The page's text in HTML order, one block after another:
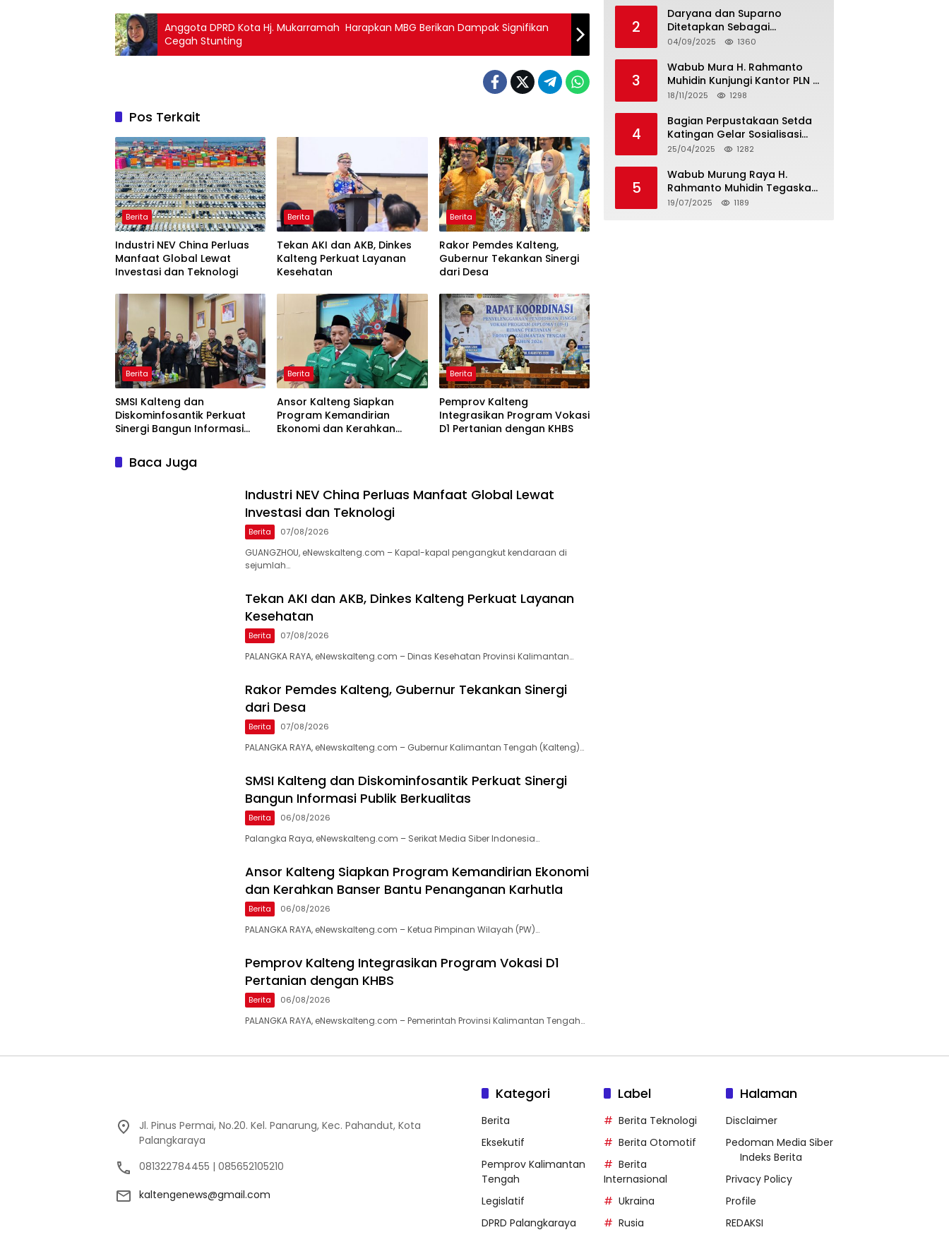
Anggota DPRD Kota Hj. Mukarramah Harapkan MBG Berikan Dampak Signifikan
Cegah Stunting
Pos Terkait
Berita
Industri NEV China Perluas
Manfaat Global Lewat
Investasi dan Teknologi
Berita
Tekan AKI dan AKB, Dinkes
Kalteng Perkuat Layanan
Kesehatan
Berita
Rakor Pemdes Kalteng,
Gubernur Tekankan Sinergi
dari Desa
Berita
SMSI Kalteng dan
Diskominfosantik Perkuat
Sinergi Bangun Informasi
Berita
Ansor Kalteng Siapkan
Program Kemandirian
Ekonomi dan Kerahkan
Berita
Pemprov Kalteng
Integrasikan Program Vokasi
D1 Pertanian dengan KHBS
Baca Juga
Industri NEV China Perluas Manfaat Global Lewat
Investasi dan Teknologi
Berita 07/08/2026
GUANGZHOU, eNewskalteng.com – Kapal-kapal pengangkut kendaraan di
sejumlah…
Tekan AKI dan AKB, Dinkes Kalteng Perkuat Layanan
Kesehatan
Berita 07/08/2026
PALANGKA RAYA, eNewskalteng.com – Dinas Kesehatan Provinsi Kalimantan…
Rakor Pemdes Kalteng, Gubernur Tekankan Sinergi
dari Desa
Berita 07/08/2026
PALANGKA RAYA, eNewskalteng.com – Gubernur Kalimantan Tengah (Kalteng)…
SMSI Kalteng dan Diskominfosantik Perkuat Sinergi
Bangun Informasi Publik Berkualitas
Berita 06/08/2026
Palangka Raya, eNewskalteng.com – Serikat Media Siber Indonesia…
Ansor Kalteng Siapkan Program Kemandirian Ekonomi
dan Kerahkan Banser Bantu Penanganan Karhutla
Berita 06/08/2026
PALANGKA RAYA, eNewskalteng.com – Ketua Pimpinan Wilayah (PW)…
Pemprov Kalteng Integrasikan Program Vokasi D1
Pertanian dengan KHBS
Berita 06/08/2026
PALANGKA RAYA, eNewskalteng.com – Pemerintah Provinsi Kalimantan Tengah…
2
Daryana dan Suparno
Ditetapkan Sebagai
Tersangka, Kuasa
Diskriminasi Hukum, Kami
Minta Bukti”
04/09/2025 1360
3
Wabub Mura H. Rahmanto
Muhidin Kunjungi Kantor PLN di
Banjarmasin Untuk Usulkan
2026
18/11/2025 1298
4
Bagian Perpustakaan Setda
Katingan Gelar Sosialisasi
Surat Edaran Bersama
Membaca
25/04/2025 1282
5
Wabub Murung Raya H.
Rahmanto Muhidin Tegaskan
Pentingnya Proses Verifikasi
19/07/2025 1189
Jl. Pinus Permai, No.20. Kel. Panarung, Kec. Pahandut, Kota
Palangkaraya
081322784455 | 085652105210
kaltengenews@gmail.com
Kategori
Berita
Eksekutif
Pemprov Kalimantan
Tengah
Legislatif
DPRD Palangkaraya
Label
Berita Teknologi
Berita Otomotif
Berita
Internasional
Ukraina
Rusia
Halaman
Disclaimer
Pedoman Media Siber
Indeks Berita
Privacy Policy
Profile
REDAKSI